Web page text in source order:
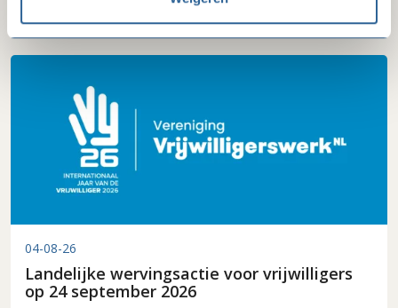
Inkoop
04-08-26
Landelijke wervingsactie voor vrijwilligers
op 24 september 2026